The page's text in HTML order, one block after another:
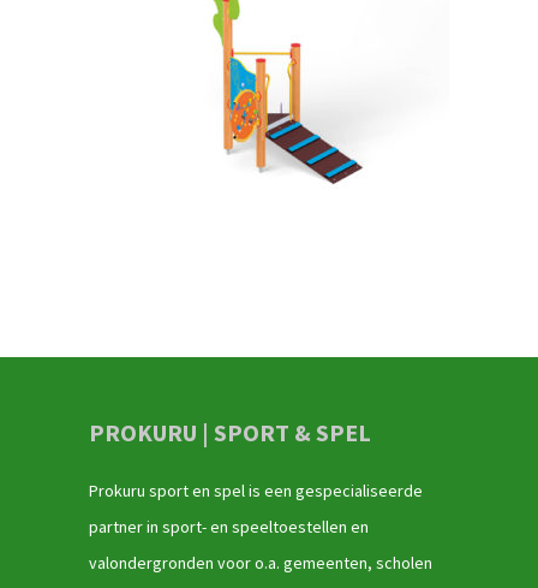
PROKURU | SPORT & SPEL
Prokuru sport en spel is een gespecialiseerde
partner in sport- en speeltoestellen en
valondergronden voor o.a. gemeenten, scholen